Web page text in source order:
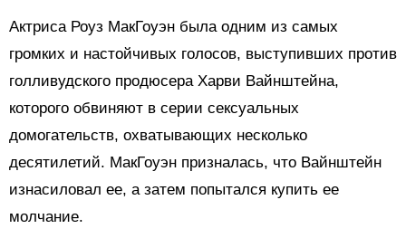
Актриса Роуз МакГоуэн была одним из самых
громких и настойчивых голосов, выступивших против
голливудского продюсера Харви Вайнштейна,
которого обвиняют в серии сексуальных
домогательств, охватывающих несколько
десятилетий. МакГоуэн призналась, что Вайнштейн
изнасиловал ее, а затем попытался купить ее
молчание.